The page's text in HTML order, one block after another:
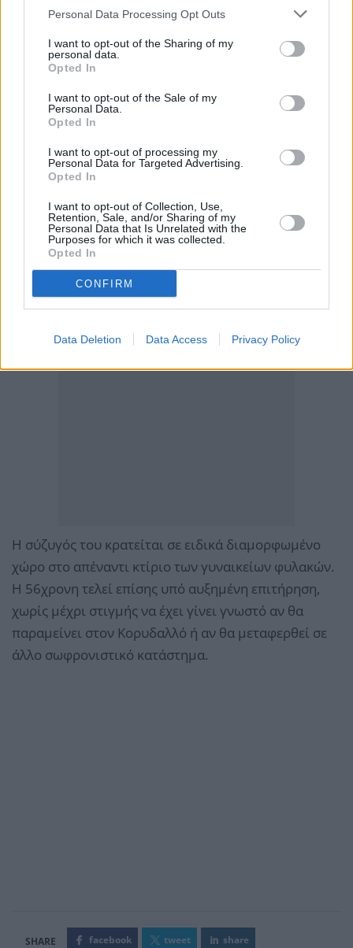
Personal Data Processing Opt Outs
I want to opt-out of the Sharing of my
personal data.
Opted In
I want to opt-out of the Sale of my
Personal Data.
Opted In
I want to opt-out of processing my
Personal Data for Targeted Advertising.
Opted In
I want to opt-out of Collection, Use,
Retention, Sale, and/or Sharing of my
Personal Data that Is Unrelated with the
Purposes for which it was collected.
Opted In
CONFIRM
Data Deletion Data Access Privacy Policy
μεταχείριση για λόγους ασφαλείας.
Η σύζυγός του κρατείται σε ειδικά διαμορφωμένο
χώρο στο απέναντι κτίριο των γυναικείων φυλακών.
Η 56χρονη τελεί επίσης υπό αυξημένη επιτήρηση,
χωρίς μέχρι στιγμής να έχει γίνει γνωστό αν θα
παραμείνει στον Κορυδαλλό ή αν θα μεταφερθεί σε
άλλο σωφρονιστικό κατάστημα.
facebook tweet share